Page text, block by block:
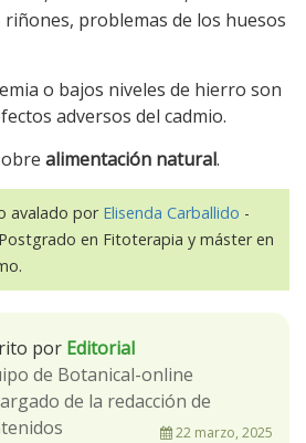
problemas de los huesos
o bajos niveles de hierro son
adversos del cadmio.
alimentación natural.
avalado por Elisenda Carballido -
en Fitoterapia y máster en
por Editorial
de Botanical-online
de la redacción de
22 marzo, 2025